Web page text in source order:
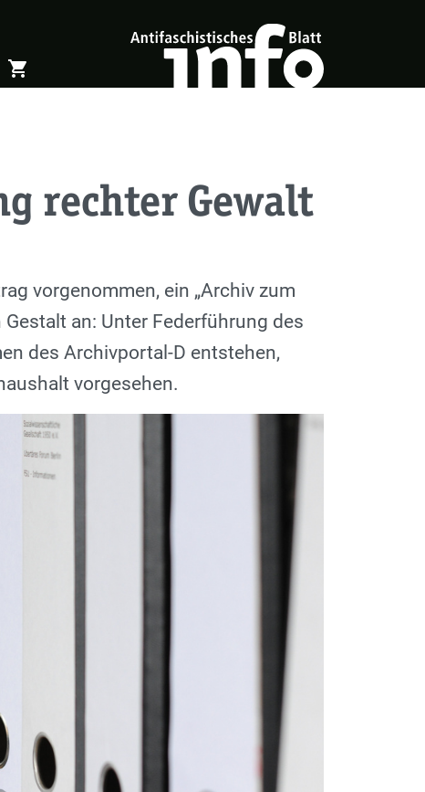
öffnen
Warenkorb öffnen
shopping_cart
rechter Gewalt
vorgenommen, ein „Archiv zum
an: Unter Federführung des
des Archivportal-D entstehen,
vorgesehen.